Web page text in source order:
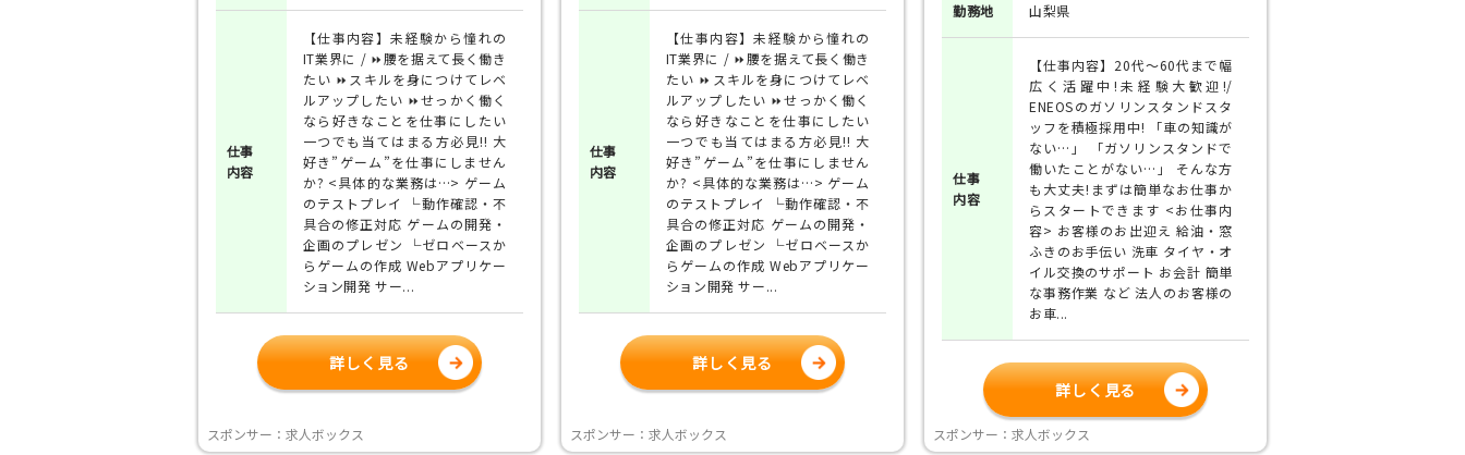
仕事
内容
【仕事内容】未経験から憧れの
IT業界に / ⏩腰を据えて長く働き
たい ⏩スキルを身につけてレベ
ルアップしたい ⏩せっかく働く
なら好きなことを仕事にしたい
一つでも当てはまる方必見!! 大
好き”ゲーム”を仕事にしません
か? <具体的な業務は…> ゲーム
のテストプレイ └動作確認・不
具合の修正対応 ゲームの開発・
企画のプレゼン └ゼロベースか
らゲームの作成 Webアプリケー
ション開発 サー...
詳しく見る
スポンサー：求人ボックス
仕事
内容
【仕事内容】未経験から憧れの
IT業界に / ⏩腰を据えて長く働き
たい ⏩スキルを身につけてレベ
ルアップしたい ⏩せっかく働く
なら好きなことを仕事にしたい
一つでも当てはまる方必見!! 大
好き”ゲーム”を仕事にしません
か? <具体的な業務は…> ゲーム
のテストプレイ └動作確認・不
具合の修正対応 ゲームの開発・
企画のプレゼン └ゼロベースか
らゲームの作成 Webアプリケー
ション開発 サー...
詳しく見る
スポンサー：求人ボックス
勤務地 山梨県
仕事
内容
【仕事内容】20代～60代まで幅
広く活躍中!未経験大歓迎!/
ENEOSのガソリンスタンドスタ
ッフを積極採用中! 「車の知識が
ない…」 「ガソリンスタンドで
働いたことがない…」 そんな方
も大丈夫!まずは簡単なお仕事か
らスタートできます <お仕事内
容> お客様のお出迎え 給油・窓
ふきのお手伝い 洗車 タイヤ・オ
イル交換のサポート お会計 簡単
な事務作業 など 法人のお客様の
お車...
詳しく見る
スポンサー：求人ボックス